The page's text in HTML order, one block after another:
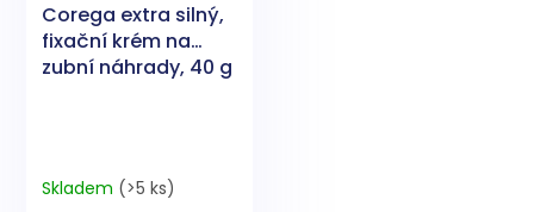
Corega extra silný,
fixační krém na
zubní náhrady, 40 g
Skladem (>5 ks)